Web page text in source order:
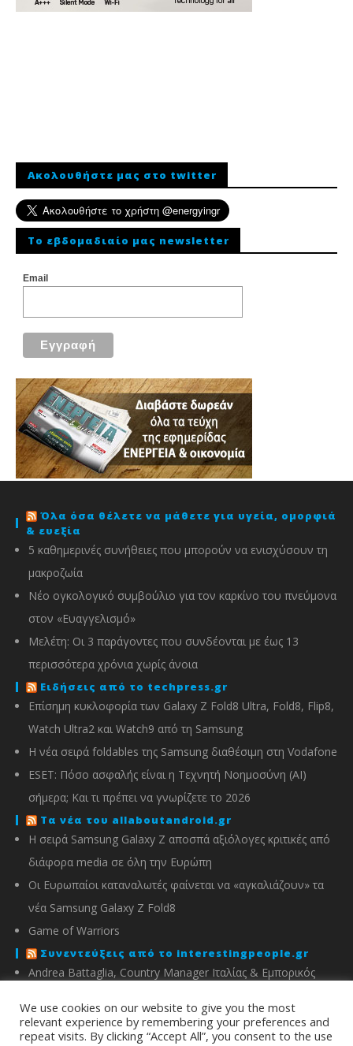
Ακολουθήστε μας στο twitter
To εβδομαδιαίο μας newsletter
Email
Όλα όσα θέλετε να μάθετε για υγεία, ομορφιά
& ευεξία
5 καθημερινές συνήθειες που μπορούν να ενισχύσουν τη
μακροζωία
Νέο ογκολογικό συμβούλιο για τον καρκίνο του πνεύμονα
στον «Ευαγγελισμό»
Μελέτη: Οι 3 παράγοντες που συνδέονται με έως 13
περισσότερα χρόνια χωρίς άνοια
Ειδήσεις από το techpress.gr
Επίσημη κυκλοφορία των Galaxy Z Fold8 Ultra, Fold8, Flip8,
Watch Ultra2 και Watch9 από τη Samsung
Η νέα σειρά foldables της Samsung διαθέσιμη στη Vodafone
ESET: Πόσο ασφαλής είναι η Τεχνητή Νοημοσύνη (AI)
σήμερα; Και τι πρέπει να γνωρίζετε το 2026
Τα νέα του allaboutandroid.gr
Η σειρά Samsung Galaxy Z αποσπά αξιόλογες κριτικές από
διάφορα media σε όλη την Ευρώπη
Οι Ευρωπαίοι καταναλωτές φαίνεται να «αγκαλιάζουν» τα
νέα Samsung Galaxy Z Fold8
Game of Warriors
Συνεντεύξεις από το interestingpeople.gr
Andrea Battaglia, Country Manager Ιταλίας & Εμπορικός
IMOU
Μιχάλης Χειμώνας, Γενικός Διευθυντής ΣΦΕΕ
We use cookies on our website to give you the most
relevant experience by remembering your preferences and
repeat visits. By clicking “Accept All”, you consent to the use